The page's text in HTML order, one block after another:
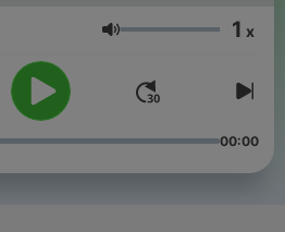
音量 1 x
00:00